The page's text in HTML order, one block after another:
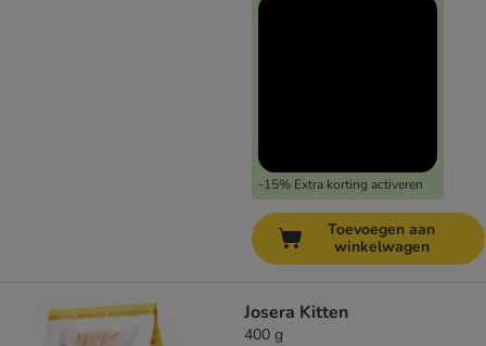
-15% Extra korting activeren
Toevoegen aan
winkelwagen
Josera Kitten
400 g